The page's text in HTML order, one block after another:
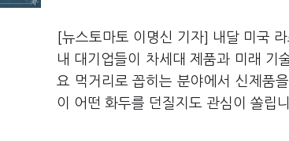
[뉴스토마토 이명신 기자] 내달 미국
내 대기업들이 차세대 제품과 미래 기
요 먹거리로 꼽히는 분야에서 신제품
이 어떤 화두를 던질지도 관심이 쏠립